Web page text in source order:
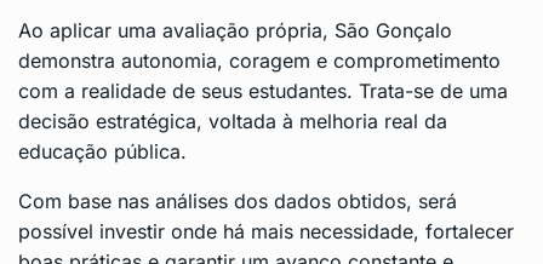
Ao aplicar uma avaliação própria, São Gonçalo
demonstra autonomia, coragem e comprometimento
com a realidade de seus estudantes. Trata-se de uma
decisão estratégica, voltada à melhoria real da
educação pública.
Com base nas análises dos dados obtidos, será
possível investir onde há mais necessidade, fortalecer